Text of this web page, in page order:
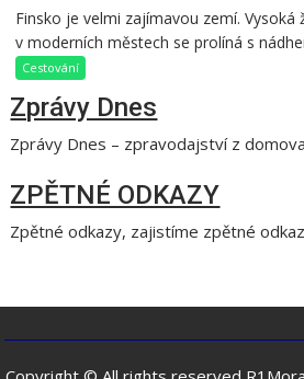
Finsko je velmi zajímavou zemí. Vysoká
v moderních městech se prolíná s
Cestování
Zprávy Dnes
Zprávy Dnes – zpravodajství z
ZPĚTNÉ ODKAZY
Zpětné odkazy, zajistíme zpětné